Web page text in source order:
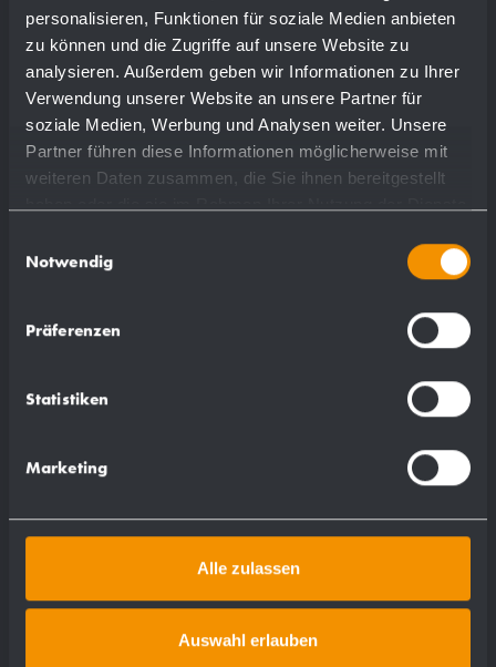
personalisieren, Funktionen für soziale Medien anbieten
zu können und die Zugriffe auf unsere Website zu
analysieren. Außerdem geben wir Informationen zu Ihrer
Verwendung unserer Website an unsere Partner für
soziale Medien, Werbung und Analysen weiter. Unsere
Partner führen diese Informationen möglicherweise mit
weiteren Daten zusammen, die Sie ihnen bereitgestellt
Notwendig
Präferenzen
Statistiken
Marketing
Alle zulassen
Auswahl erlauben
Mehr